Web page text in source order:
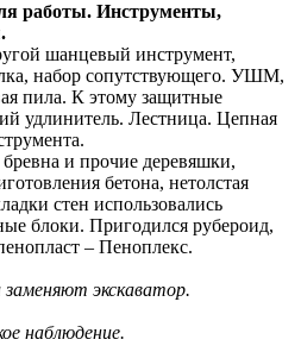
работы. Инструменты,
шанцевый инструмент,
набор сопутствующего. УШМ,
пила. К этому защитные
удлинитель. Лестница. Цепная
и прочие деревяшки,
бетона, нетолстая
стен использовались
блоки. Пригодился рубероид,
– Пеноплекс.
экскаватор.
наблюдение.